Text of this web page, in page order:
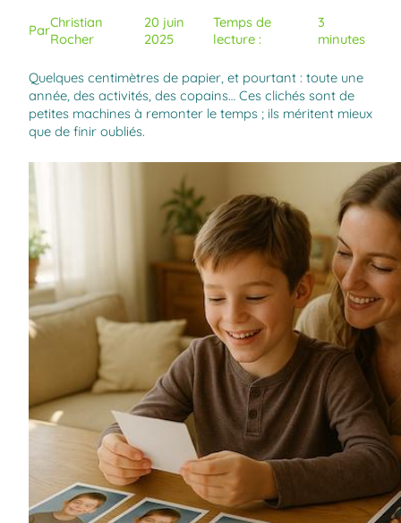
ParChristian
Rocher
20 juin
2025
Temps de
lecture :
3
minutes
Quelques centimètres de papier, et pourtant : toute une
année, des activités, des copains… Ces clichés sont de
petites machines à remonter le temps ; ils méritent mieux
que de finir oubliés.